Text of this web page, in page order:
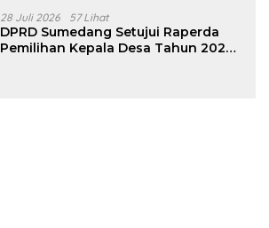
28 Juli 2026 57 Lihat
DPRD Sumedang Setujui Raperda
Pemilihan Kepala Desa Tahun 2026